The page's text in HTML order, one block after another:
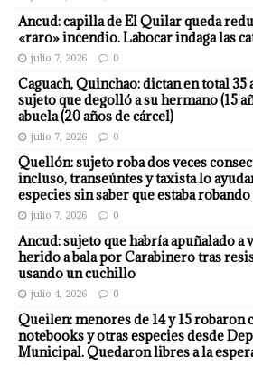
Ancud: capilla de El Quilar queda
«raro» incendio. Labocar indaga las
julio 7, 2026 0
Caguach, Quinchao: dictan en total
sujeto que degolló a su hermano (15
abuela (20 años de cárcel)
julio 7, 2026 0
Quellón: sujeto roba dos veces
incluso, transeúntes y taxista lo
especies sin saber que estaba robando
julio 7, 2026 0
Ancud: sujeto que habría apuñalado a
herido a bala por Carabinero tras
usando un cuchillo
julio 4, 2026 0
Queilen: menores de 14 y 15 robaron
notebooks y otras especies desde
Municipal. Quedaron libres a la